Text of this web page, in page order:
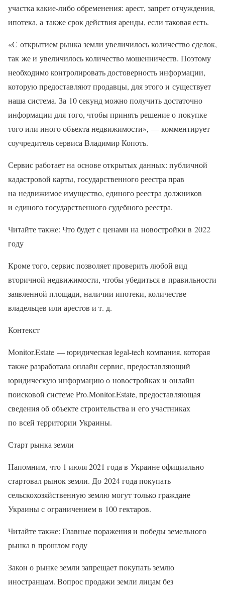
участка какие-либо обременения: арест, запрет отчуждения,
ипотека, а также срок действия аренды, если таковая есть.
«С открытием рынка земли увеличилось количество сделок,
так же и увеличилось количество мошенничеств. Поэтому
необходимо контролировать достоверность информации,
которую предоставляют продавцы, для этого и существует
наша система. За 10 секунд можно получить достаточно
информации для того, чтобы принять решение о покупке
того или иного объекта недвижимости», — комментирует
соучредитель сервиса Владимир Копоть.
Сервис работает на основе открытых данных: публичной
кадастровой карты, государственного реестра прав
на недвижимое имущество, единого реестра должников
и единого государственного судебного реестра.
Читайте также: Что будет с ценами на новостройки в 2022
году
Кроме того, сервис позволяет проверить любой вид
вторичной недвижимости, чтобы убедиться в правильности
заявленной площади, наличии ипотеки, количестве
владельцев или арестов и т. д.
Контекст
Monitor.Estate — юридическая legal-tech компания, которая
также разработала онлайн сервис, предоставляющий
юридическую информацию о новостройках и онлайн
поисковой системе Pro.Monitor.Estate, предоставляющая
сведения об объекте строительства и его участниках
по всей территории Украины.
Старт рынка земли
Напомним, что 1 июля 2021 года в Украине официально
стартовал рынок земли. До 2024 года покупать
сельскохозяйственную землю могут только граждане
Украины с ограничением в 100 гектаров.
Читайте также: Главные поражения и победы земельного
рынка в прошлом году
Закон о рынке земли запрещает покупать землю
иностранцам. Вопрос продажи земли лицам без